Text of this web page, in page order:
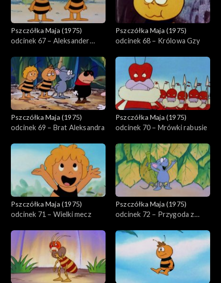
Pszczółka Maja (1975)
odcinek 67 – Aleksander
Pszczółka Maja (1975)
odcinek 68 – Królowa Gzy
Pszczółka Maja (1975)
odcinek 69 – Brat Aleksandra
Pszczółka Maja (1975)
odcinek 70 – Mrówki rabusie
Pszczółka Maja (1975)
odcinek 71 – Wielki mecz
Pszczółka Maja (1975)
odcinek 72 – Przygoda z